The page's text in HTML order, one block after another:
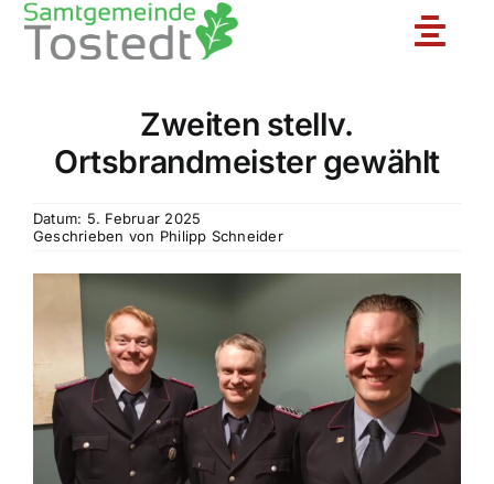
Zum
Toggle
Unsere Feuerwehr
Ortsfeuerwehren
Aktuelles
Einsatzberichte
Zweiten stellv.
Ortsbrandmeister gewählt
Datum: 5. Februar 2025
Geschrieben von Philipp Schneider